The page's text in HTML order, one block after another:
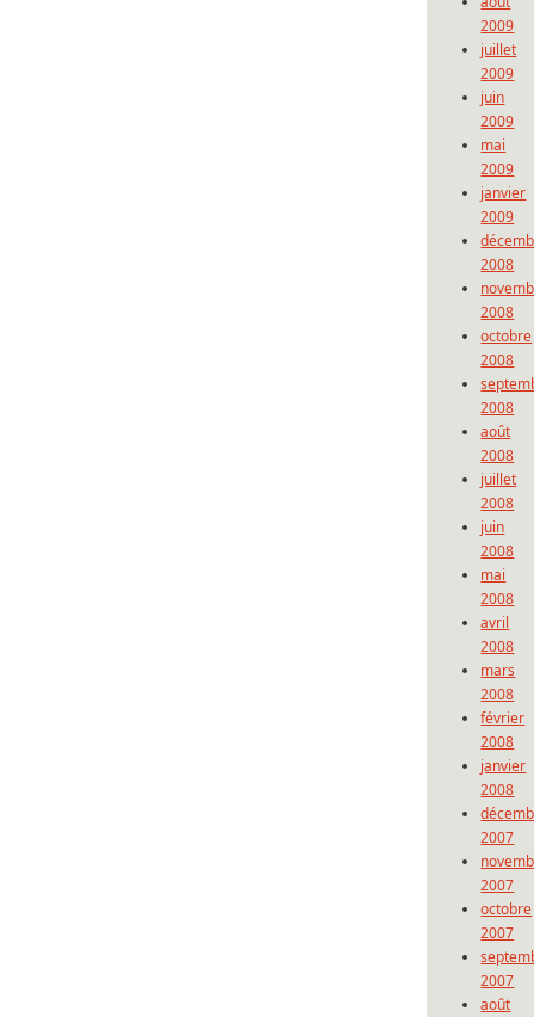
2009
juillet
2009
juin
2009
mai
2009
janvier
2009
2008
2008
octobre
2008
2008
août
2008
juillet
2008
juin
2008
mai
2008
avril
2008
mars
2008
février
2008
janvier
2008
2007
2007
octobre
2007
2007
août